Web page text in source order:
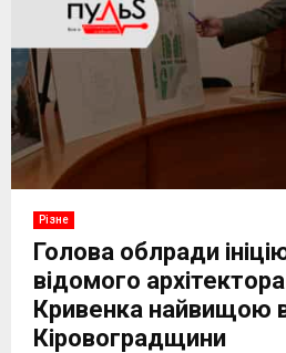
Різне
Голова облради
відомого архітектора
Кривенка найвищою
Кіровоградщини